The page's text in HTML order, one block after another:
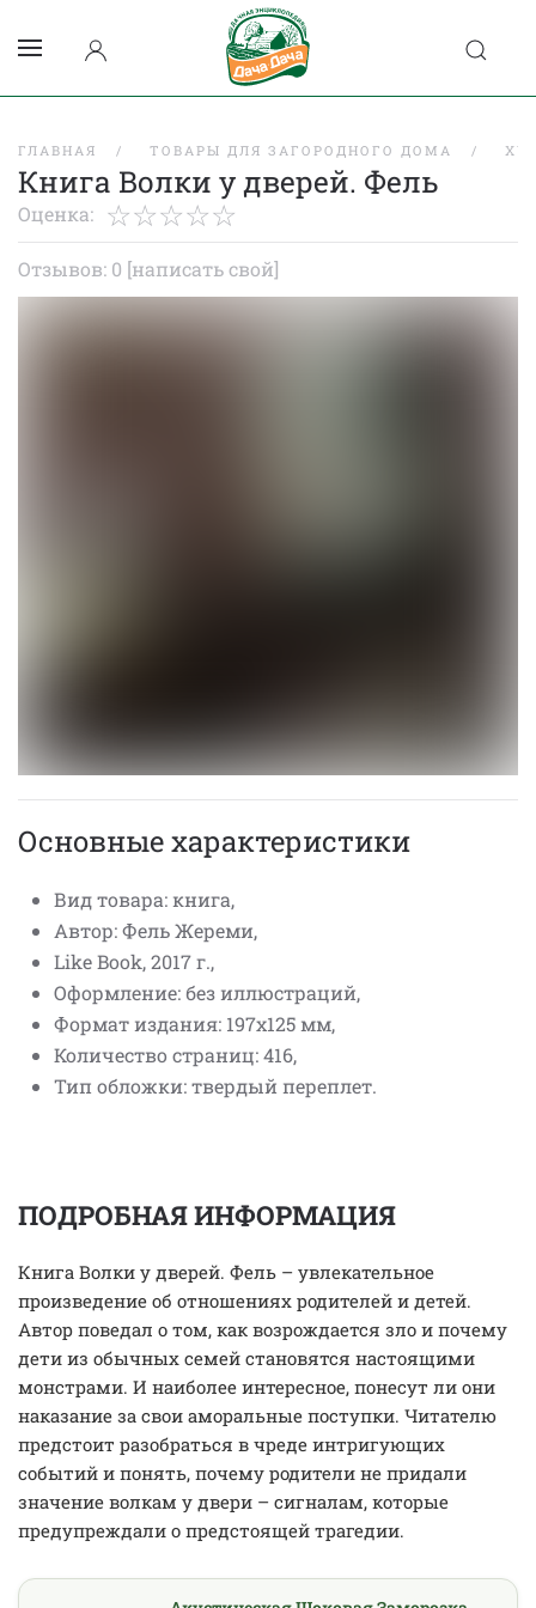
ГЛАВНАЯ ТОВАРЫ ДЛЯ ЗАГОРОДНОГО ДОМА
Книга Волки у дверей. Фель
Оценка:
Отзывов: 0 [написать свой]
Основные характеристики
Вид товара: книга,
Автор: Фель Жереми,
Like Book, 2017 г.,
Оформление: без иллюстраций,
Формат издания: 197x125 мм,
Количество страниц: 416,
Тип обложки: твердый переплет.
ПОДРОБНАЯ ИНФОРМАЦИЯ
Книга Волки у дверей. Фель – увлекательное
произведение об отношениях родителей и детей.
Автор поведал о том, как возрождается зло и почему
дети из обычных семей становятся настоящими
монстрами. И наиболее интересное, понесут ли они
наказание за свои аморальные поступки. Читателю
предстоит разобраться в чреде интригующих
событий и понять, почему родители не придали
значение волкам у двери – сигналам, которые
предупреждали о предстоящей трагедии.